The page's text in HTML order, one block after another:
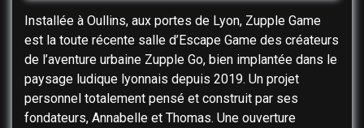
Installée à Oullins, aux portes de Lyon, Zupple Game
est la toute récente salle d’Escape Game des créateurs
de l’aventure urbaine Zupple Go, bien implantée dans le
paysage ludique lyonnais depuis 2019. Un projet
personnel totalement pensé et construit par ses
fondateurs, Annabelle et Thomas. Une ouverture